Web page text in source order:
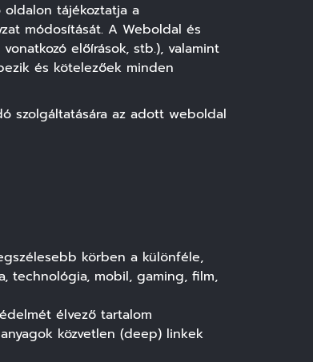
tájékoztatja a
módosítását. A Weboldal és
előírások, stb.), valamint
és kötelezőek minden
szolgáltatására az adott weboldal
körben a különféle,
technológia, mobil, gaming, film,
élvező tartalom
közvetlen (deep) linkek